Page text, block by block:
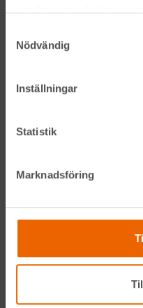
samlat in när du har
Nödvändig
Inställningar
Statistik
Marknadsföring
Hyreslandslagets
Facebook
Instagram